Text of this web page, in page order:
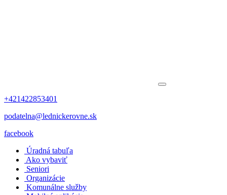
+421422853401
podatelna@lednickerovne.sk
facebook
Úradná tabuľa
Ako vybaviť
Seniori
Organizácie
Komunálne služby